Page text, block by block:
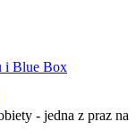
i Blue Box